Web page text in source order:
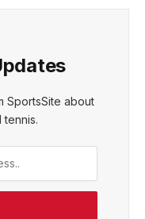
SportsSite about